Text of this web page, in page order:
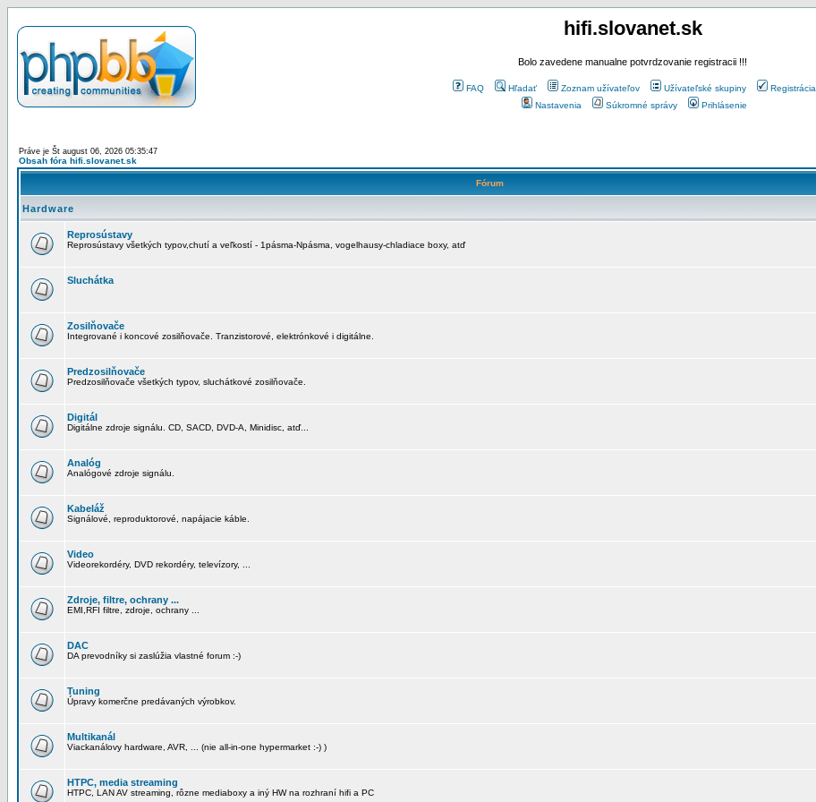
hifi.slovanet.sk
Bolo zavedene manualne potvrdzovanie registracii !!!
FAQ Hľadať Zoznam užívateľov Užívateľské skupiny
Registrácia
Nastavenia
Súkromné správy Prihlásenie
Práve je Št august 06, 2026 05:35:47
Obsah fóra hifi.slovanet.sk
Fórum
Hardware
Reprosústavy
Reprosústavy všetkých typov,chutí a veľkostí - 1pásma-Npásma, vogelhausy-chladiace boxy, atď
Sluchátka
Zosilňovače
Integrované i koncové zosilňovače. Tranzistorové, elektrónkové i digitálne.
Predzosilňovače
Predzosilňovače všetkých typov, sluchátkové zosilňovače.
Digitál
Digitálne zdroje signálu. CD, SACD, DVD-A, Minidisc, atď...
Analóg
Analógové zdroje signálu.
Kabeláž
Signálové, reproduktorové, napájacie káble.
Video
Videorekordéry, DVD rekordéry, televízory, ...
Zdroje, filtre, ochrany ...
EMI,RFI filtre, zdroje, ochrany ...
DAC
DA prevodníky si zaslúžia vlastné forum :-)
Tuning
Úpravy komerčne predávaných výrobkov.
Multikanál
Viackanálovy hardware, AVR, ... (nie all-in-one hypermarket :-) )
HTPC, media streaming
HTPC, LAN AV streaming, rôzne mediaboxy a iný HW na rozhraní hifi a PC